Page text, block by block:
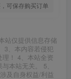
可保存购买订单
站仅提供信息存储
3、本内容若侵犯
！ 4、本站全资
本站无关。 5、
及自身权益/利益